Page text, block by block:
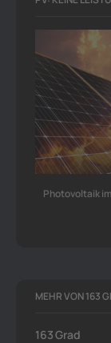
Photovoltaik
MEHR VON 163
163 Grad